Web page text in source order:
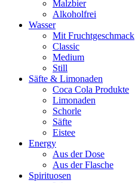
Malzbier
Alkoholfrei
Wasser
Mit Fruchtgeschmack
Classic
Medium
Still
Säfte & Limonaden
Coca Cola Produkte
Limonaden
Schorle
Säfte
Eistee
Energy
Aus der Dose
Aus der Flasche
Spirituosen